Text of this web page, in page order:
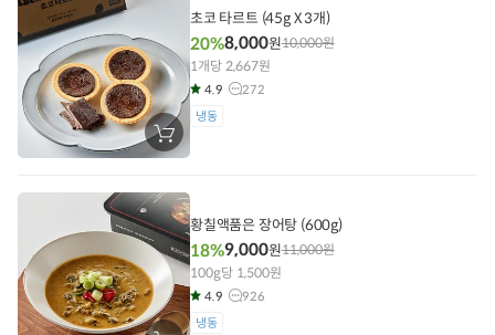
장
바
에
담
기
초코 타르트 (45g X 3개)
20%8,000원10,000원
1개당 2,667원
4.9
272
냉동
황칠액품은 장어탕 (600g)
18%9,000원11,000원
100g당 1,500원
4.9
926
냉동